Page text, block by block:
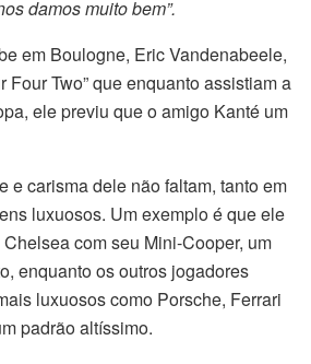
damos muito bem”.
em Boulogne, Eric Vandenabeele,
Four Two” que enquanto assistiam a
ele previu que o amigo Kanté um
e carisma dele não faltam, tanto em
luxuosos. Um exemplo é que ele
com seu Mini-Cooper, um
enquanto os outros jogadores
luxuosos como Porsche, Ferrari
padrão altíssimo.